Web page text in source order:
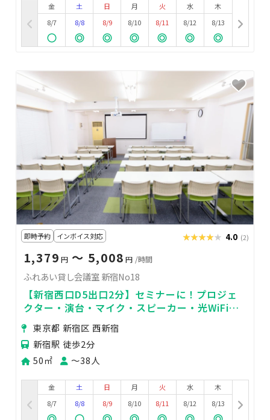
金
8/7
土
8/8
日
8/9
月
8/10
火
8/11
水
8/12
木
8/13
即時予約 インボイス対応 ★★★★★
★★★★★ 4.0 (2)
1,379 円 〜 5,008 円 /時間
ふれあい貸し会議室 新宿No18
【新宿西口D5出口2分】セミナーに！プロジェ
クター・演台・マイク・スピーカー・光WiFi無
料！ふれあい貸し会議室 新宿No18
東京都 新宿区 西新宿
新宿駅 徒歩2分
50㎡
〜38人
金
8/7
土
8/8
日
8/9
月
8/10
火
8/11
水
8/12
木
8/13